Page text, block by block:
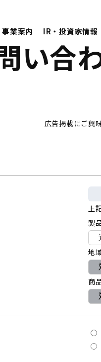
事業案内 IR・投資家情報
い合
広告掲載にご興
上
製
地
商